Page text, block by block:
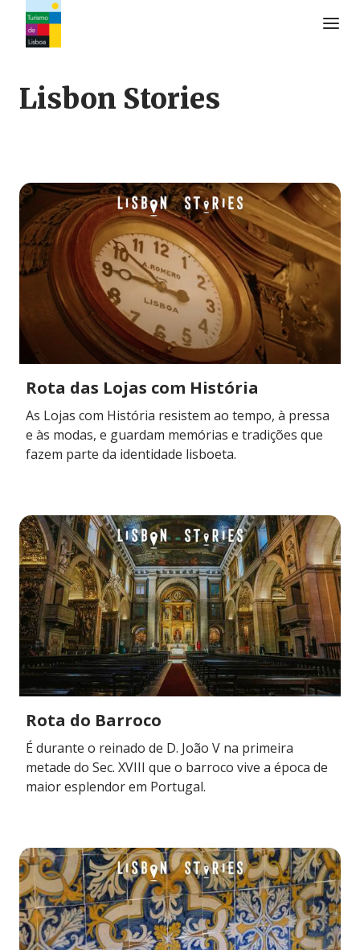
Lisbon Stories
Rota das Lojas com História
As Lojas com História resistem ao tempo, à pressa
e às modas, e guardam memórias e tradições que
fazem parte da identidade lisboeta.
Rota do Barroco
É durante o reinado de D. João V na primeira
metade do Sec. XVIII que o barroco vive a época de
maior esplendor em Portugal.